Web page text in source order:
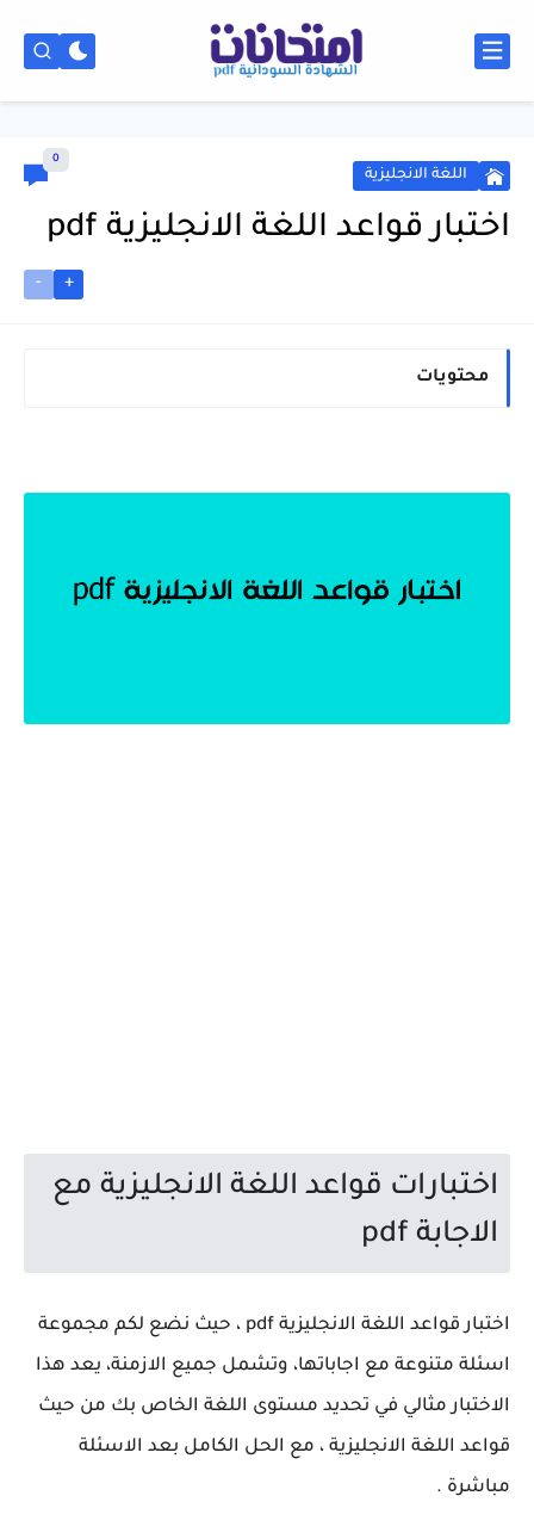
اللغة الانجليزية
0
اختبار قواعد اللغة الانجليزية pdf
+
-
محتويات
اختبارات قواعد اللغة الانجليزية مع
الاجابة pdf
اختبار قواعد اللغة الانجليزية pdf ، حيث نضع لكم مجموعة
اسئلة متنوعة مع اجاباتها، وتشمل جميع الازمنة، يعد هذا
الاختبار مثالي في تحديد مستوى اللغة الخاص بك من حيث
قواعد اللغة الانجليزية ، مع الحل الكامل بعد الاسئلة
مباشرة .